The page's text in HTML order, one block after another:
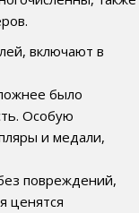
включают в
было
Особую
и медали,
повреждений,
ценятся